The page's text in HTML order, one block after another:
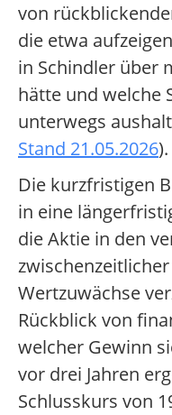
von
die etwa
in Schindler über
hätte und welche
unterwegs
Stand 21.05.2026).
Die kurzfristigen
in eine
die Aktie in den
Wertzuwächse
Rückblick von
welcher Gewinn
vor drei Jahren
Schlusskurs von